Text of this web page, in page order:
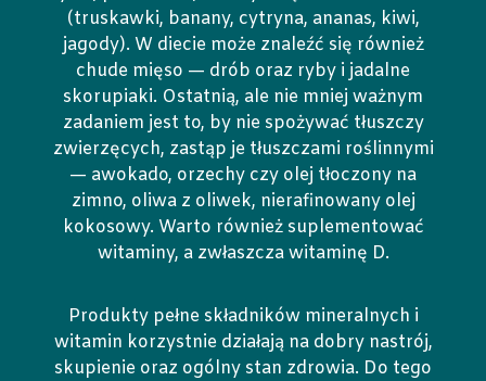
(truskawki, banany, cytryna, ananas, kiwi,
jagody). W diecie może znaleźć się również
chude mięso — drób oraz ryby i jadalne
skorupiaki. Ostatnią, ale nie mniej ważnym
zadaniem jest to, by nie spożywać tłuszczy
zwierzęcych, zastąp je tłuszczami roślinnymi
— awokado, orzechy czy olej tłoczony na
zimno, oliwa z oliwek, nierafinowany olej
kokosowy. Warto również suplementować
witaminy, a zwłaszcza witaminę D.
Produkty pełne składników mineralnych i
witamin korzystnie działają na dobry nastrój,
skupienie oraz ogólny stan zdrowia. Do tego